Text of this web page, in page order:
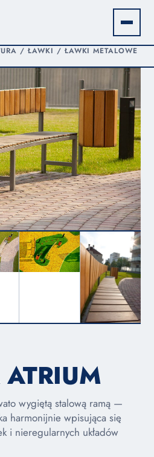
/ ŁAWKI / ŁAWKI METALOWE
wygiętą stalową ramą —
harmonijnie wpisująca się
i nieregularnych układów